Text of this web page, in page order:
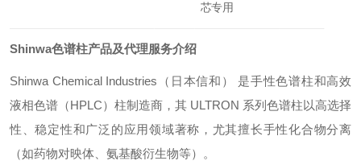
芯专用
Shinwa色谱柱产品及代理服务介绍
Shinwa Chemical Industries（日本信和） 是手性色谱柱和高效
液相色谱（HPLC）柱制造商，其 ULTRON 系列色谱柱以高选择
性、稳定性和广泛的应用领域著称，尤其擅长手性化合物分离
（如药物对映体、氨基酸衍生物等）。